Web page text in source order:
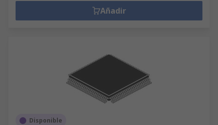
Añadir
Disponible